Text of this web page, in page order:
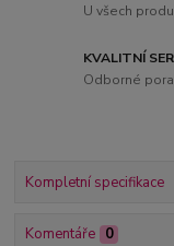
U všech
KVALITNÍ
Odborné
Kompletní specifikace
Komentáře 0